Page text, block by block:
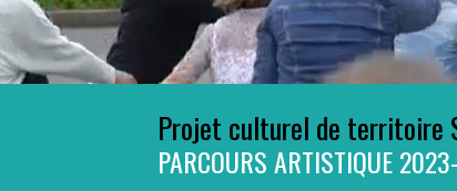
Projet culturel de territoire
PARCOURS ARTISTIQUE